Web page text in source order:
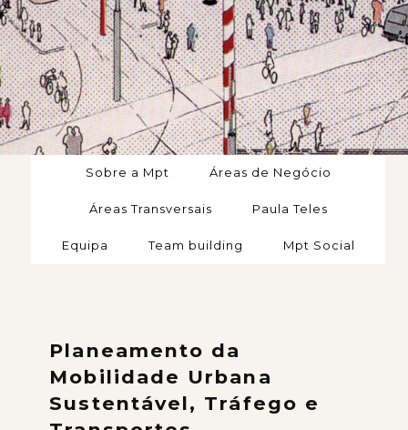
Sobre a Mpt Áreas de Negócio
Áreas Transversais Paula Teles
Equipa Team building Mpt Social
Planeamento da
Mobilidade Urbana
Sustentável, Tráfego e